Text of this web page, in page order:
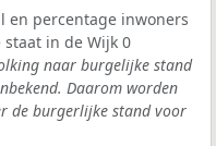
en percentage inwoners
in de Wijk 0
naar burgelijke stand
Daarom worden
de burgerlijke stand voor